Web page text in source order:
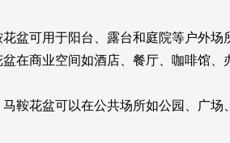
盆可用于阳台、露台和庭院等户外
在商业空间如酒店、餐厅、咖啡馆
鞍花盆可以在公共场所如公园、广